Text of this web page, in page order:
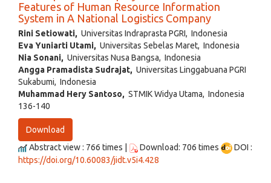
Features of Human Resource Information
System in A National Logistics Company
Rini Setiowati, Universitas Indraprasta PGRI, Indonesia
Eva Yuniarti Utami, Universitas Sebelas Maret, Indonesia
Nia Sonani, Universitas Nusa Bangsa, Indonesia
Angga Pramadista Sudrajat, Universitas Linggabuana PGRI
Sukabumi, Indonesia
Muhammad Hery Santoso, STMIK Widya Utama, Indonesia
136-140
Download
Abstract view : 766 times |
Download: 706 times
DOI :
https://doi.org/10.60083/jidt.v5i4.428